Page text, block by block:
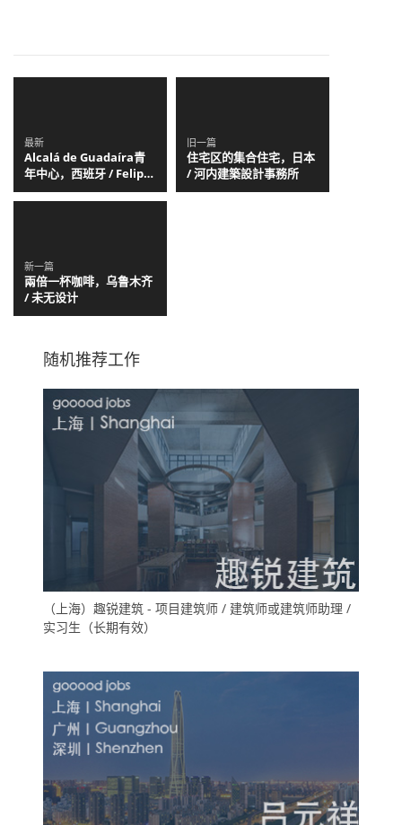
最新
Alcalá de Guadaíra青
年中心，西班牙 / Felipe
Retuerto + Dunar
Arquitectos
旧一篇
住宅区的集合住宅，日本
/ 河内建築設計事務所
新一篇
兩倍一杯咖啡，乌鲁木齐
/ 未无设计
随机推荐工作
（上海）趣锐建筑 - 项目建筑师 / 建筑师或建筑师助理 /
实习生（长期有效）